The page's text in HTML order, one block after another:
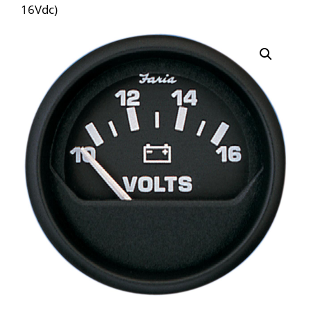
16Vdc)